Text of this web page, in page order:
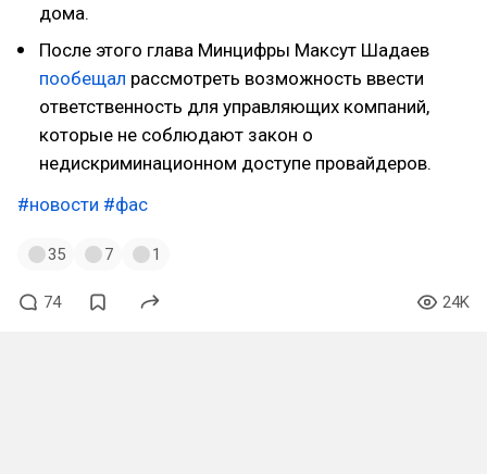
дома.
После этого глава Минцифры Максут Шадаев
пообещал рассмотреть возможность ввести
ответственность для управляющих компаний,
которые не соблюдают закон о
недискриминационном доступе провайдеров.
#новости #фас
35 7 1
74 24K